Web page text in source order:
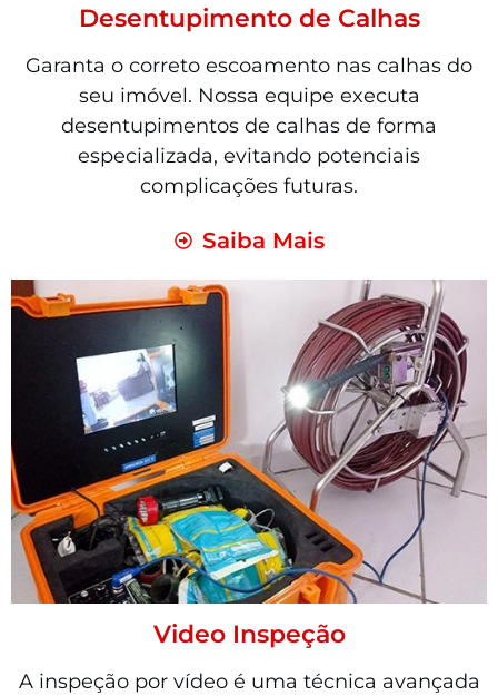
Desentupimento de Calhas
Garanta o correto escoamento nas calhas do
seu imóvel. Nossa equipe executa
desentupimentos de calhas de forma
especializada, evitando potenciais
complicações futuras.
Saiba Mais
Video Inspeção
A inspeção por vídeo é uma técnica avançada